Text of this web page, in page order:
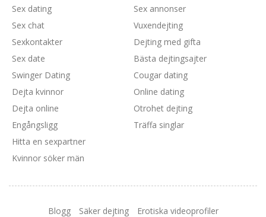
Sex dating
Sex chat
Sexkontakter
Sex date
Swinger Dating
Sex annonser
Vuxendejting
Dejting med gifta
Bästa dejtingsajter
Cougar dating
Dejta kvinnor
Dejta online
Engångsligg
Hitta en sexpartner
Kvinnor söker män
Online dating
Otrohet dejting
Träffa singlar
Blogg Säker dejting
Erotiska videoprofiler